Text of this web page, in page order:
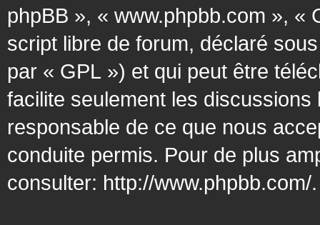
phpBB », « www.phpbb.com », «
script libre de forum, déclaré
par « GPL ») et qui peut être
facilite seulement les
responsable de ce que nous
conduite permis. Pour de plus
consulter: http://www.phpbb.com/.